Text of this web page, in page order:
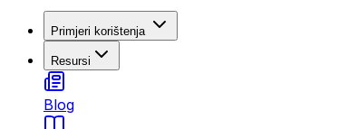
Primjeri korištenja
Resursi
Blog